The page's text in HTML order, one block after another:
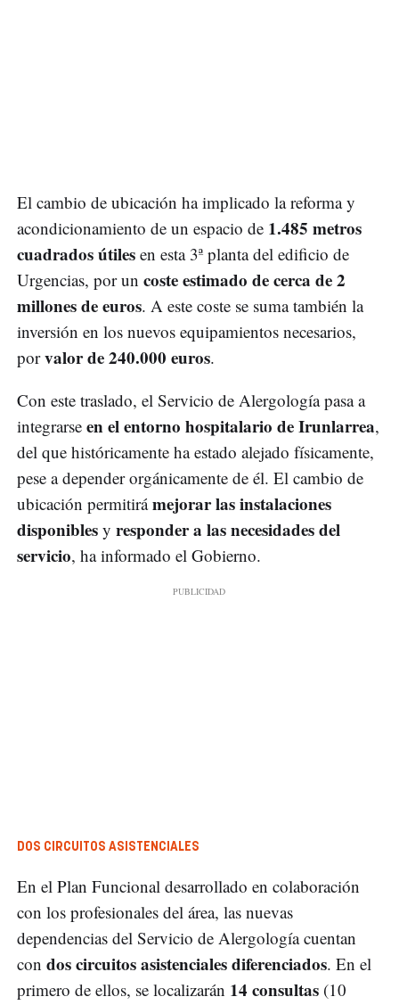
El cambio de ubicación ha implicado la reforma y
acondicionamiento de un espacio de 1.485 metros
cuadrados útiles en esta 3ª planta del edificio de
Urgencias, por un coste estimado de cerca de 2
millones de euros. A este coste se suma también la
inversión en los nuevos equipamientos necesarios,
porvalor de 240.000 euros.
Con este traslado, el Servicio de Alergología pasa a
integrarse en el entorno hospitalario de Irunlarrea,
del que históricamente ha estado alejado físicamente,
pese a depender orgánicamente de él. El cambio de
ubicación permitirámejorar las instalaciones
disponibles y responder a las necesidades del
servicio, ha informado el Gobierno.
DOS CIRCUITOS ASISTENCIALES
En el Plan Funcional desarrollado en colaboración
con los profesionales del área, las nuevas
dependencias del Servicio de Alergología cuentan
con dos circuitos asistenciales diferenciados. En el
primero de ellos, se localizarán 14 consultas (10